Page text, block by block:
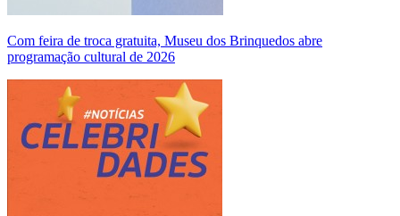
Com feira de troca gratuita, Museu dos Brinquedos abre
programação cultural de 2026